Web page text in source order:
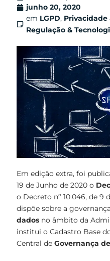
junho 20, 2020
em LGPD, Privacidade
Regulação &
Em edição extra, foi
19 de Junho de 2020 o
o Decreto nº 10.046, de 9
dispõe sobre a
dados no âmbito da
institui o Cadastro Base
Central de Governança